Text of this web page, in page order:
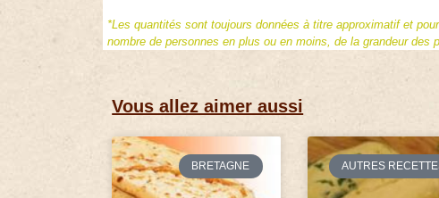
*Les quantités sont toujours données à titre approximatif et
nombre de personnes en plus ou en moins, de la grandeur des
Vous allez aimer aussi
BRETAGNE AUTRES